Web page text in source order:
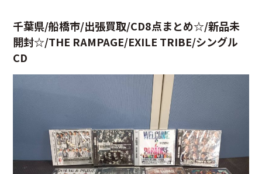
千葉県/船橋市/出張買取/CD8点まとめ☆/新品未
開封☆/THE RAMPAGE/EXILE TRIBE/シングル
CD